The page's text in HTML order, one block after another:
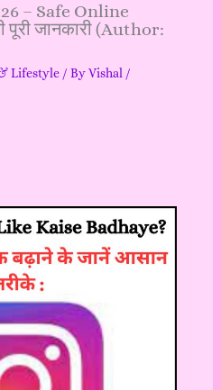
– Safe Online
जानकारी (Author:
Lifestyle/ ByVishal /